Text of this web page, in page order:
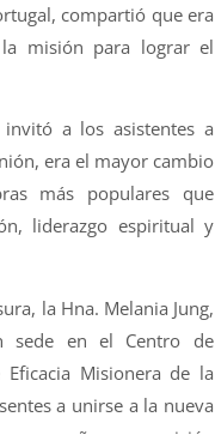
compartió que era
misión para lograr el
a los asistentes a
era el mayor cambio
más populares que
liderazgo espiritual y
la Hna. Melania Jung,
sede en el Centro de
Misionera de la
a unirse a la nueva